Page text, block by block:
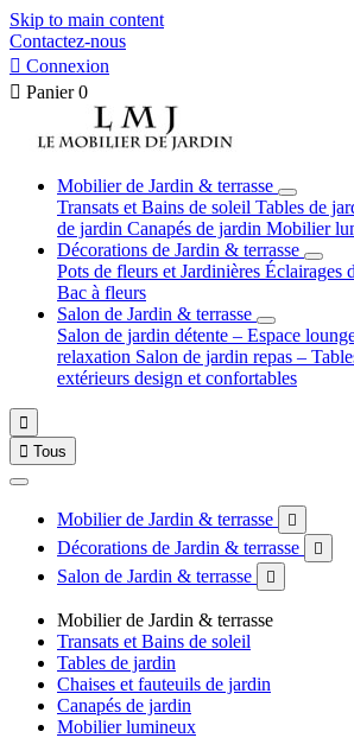
Skip to main content
Contactez-nous
 Connexion
 Panier 0
Mobilier de Jardin & terrasse
Transats et Bains de soleil Tables de
de jardin Canapés de jardin Mobilier
Décorations de Jardin & terrasse
Pots de fleurs et Jardinières Éclairages
Bac à fleurs
Salon de Jardin & terrasse
Salon de jardin détente – Espace
relaxation Salon de jardin repas –
extérieurs design et confortables

 Tous
Mobilier de Jardin & terrasse 
Décorations de Jardin & terrasse 
Salon de Jardin & terrasse 
Mobilier de Jardin & terrasse
Transats et Bains de soleil
Tables de jardin
Chaises et fauteuils de jardin
Canapés de jardin
Mobilier lumineux